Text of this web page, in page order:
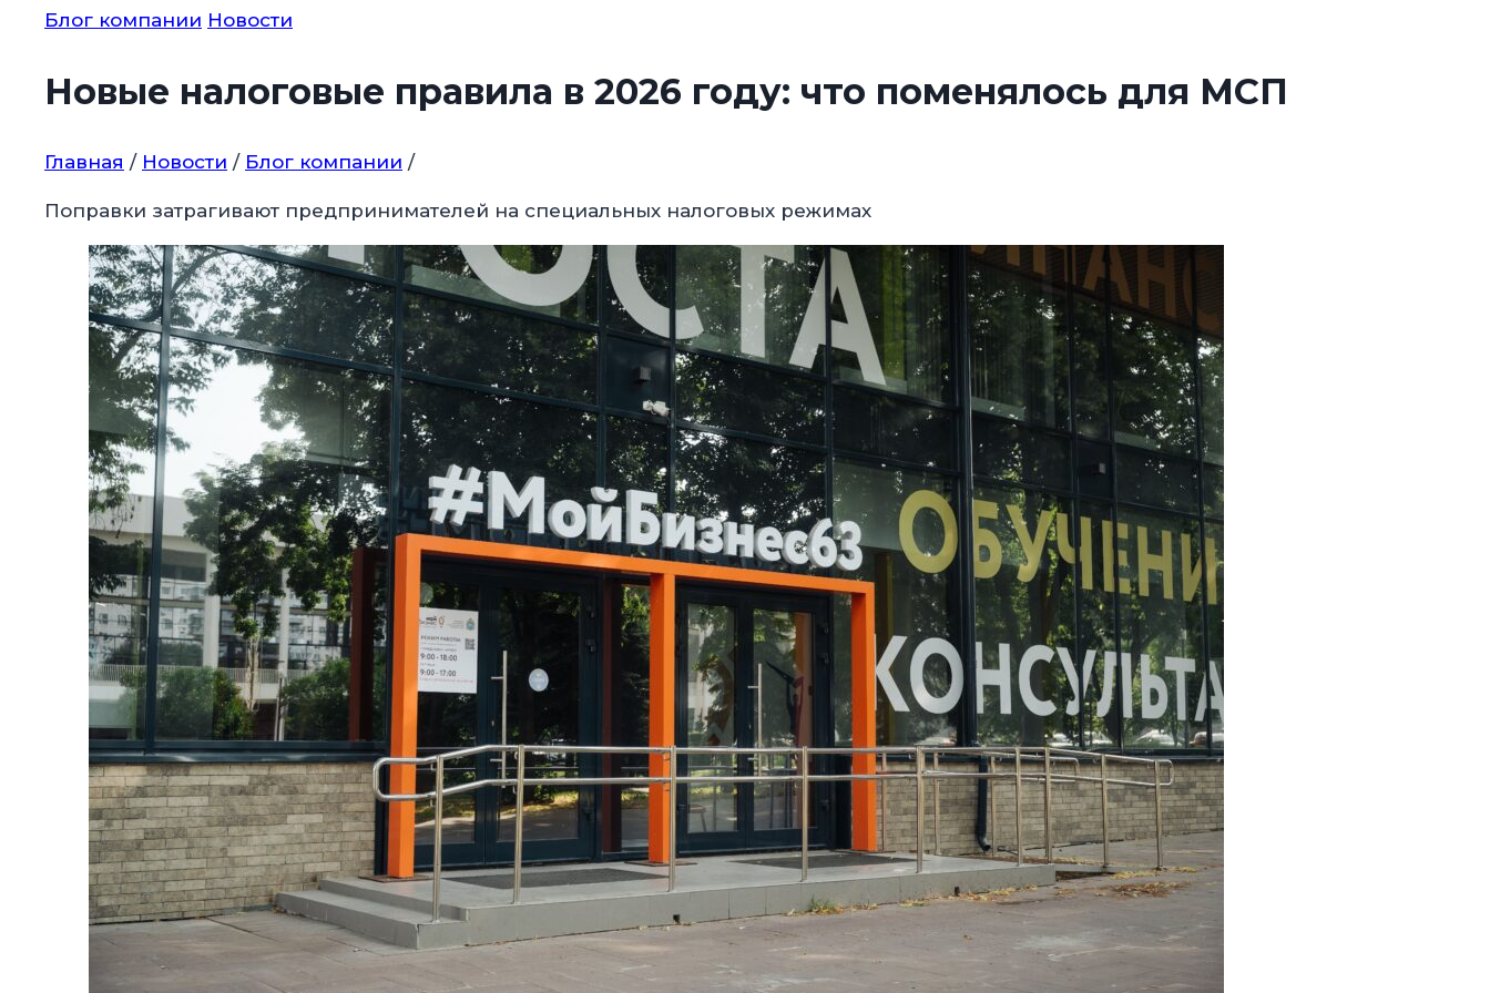
Блог компании Новости
Новые налоговые правила в 2026 году: что поменялось для МСП
Главная / Новости / Блог компании /
Поправки затрагивают предпринимателей на специальных налоговых режимах